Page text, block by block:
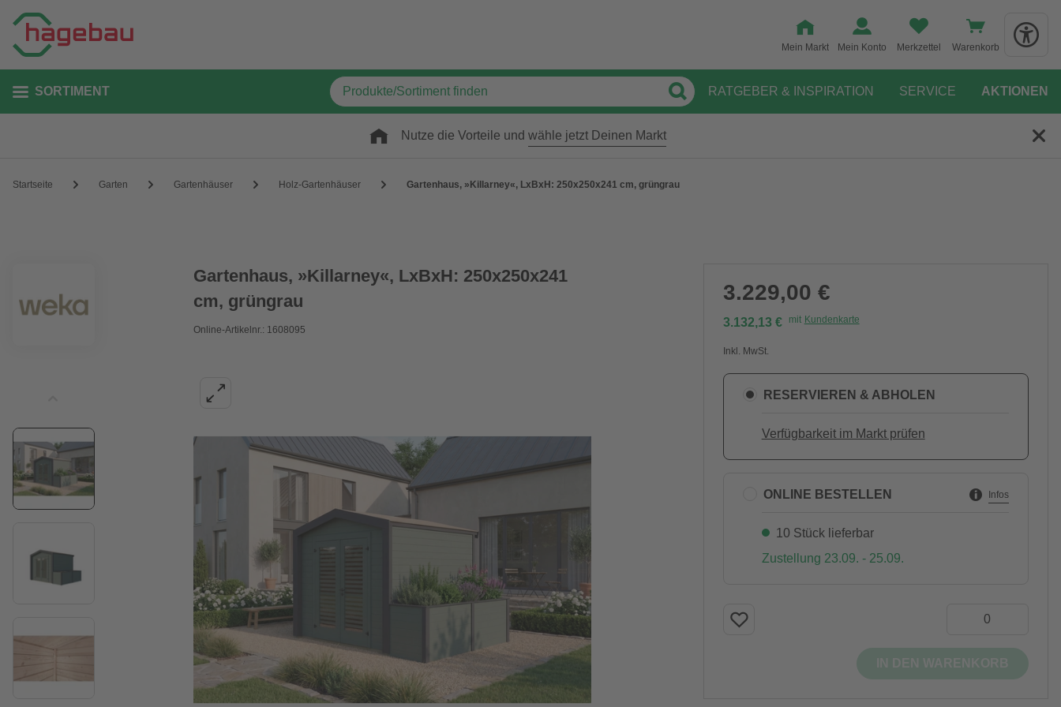
Mein Markt Mein Konto Merkzettel Warenkorb
SORTIMENT RATGEBER & INSPIRATION SERVICE AKTIONEN
Nutze die Vorteile und wähle jetzt Deinen Markt
Startseite Garten Gartenhäuser Holz-Gartenhäuser Gartenhaus, »Killarney«, LxBxH: 250x250x241 cm, grüngrau
Gartenhaus, »Killarney«, LxBxH: 250x250x241
cm, grüngrau
Online-Artikelnr.: 1608095
3.229,00 €
3.132,13 € mit Kundenkarte
Inkl. MwSt.
RESERVIEREN & ABHOLEN
Verfügbarkeit im Markt prüfen
ONLINE BESTELLEN Infos
10 Stück lieferbar
Zustellung 23.09. - 25.09.